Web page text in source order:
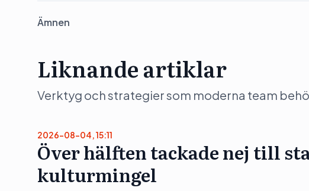
Ämnen
Liknande artiklar
Verktyg och strategier som moderna team
2026-08-04, 15:11
Över hälften tackade nej till
kulturmingel